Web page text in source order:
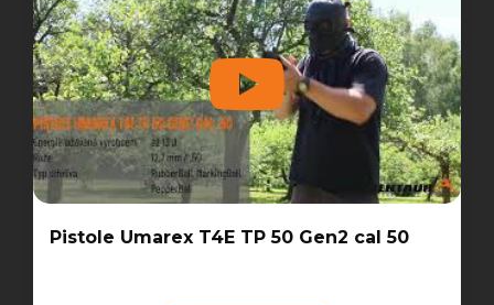
Pistole Umarex T4E TP 50 Gen2 cal 50